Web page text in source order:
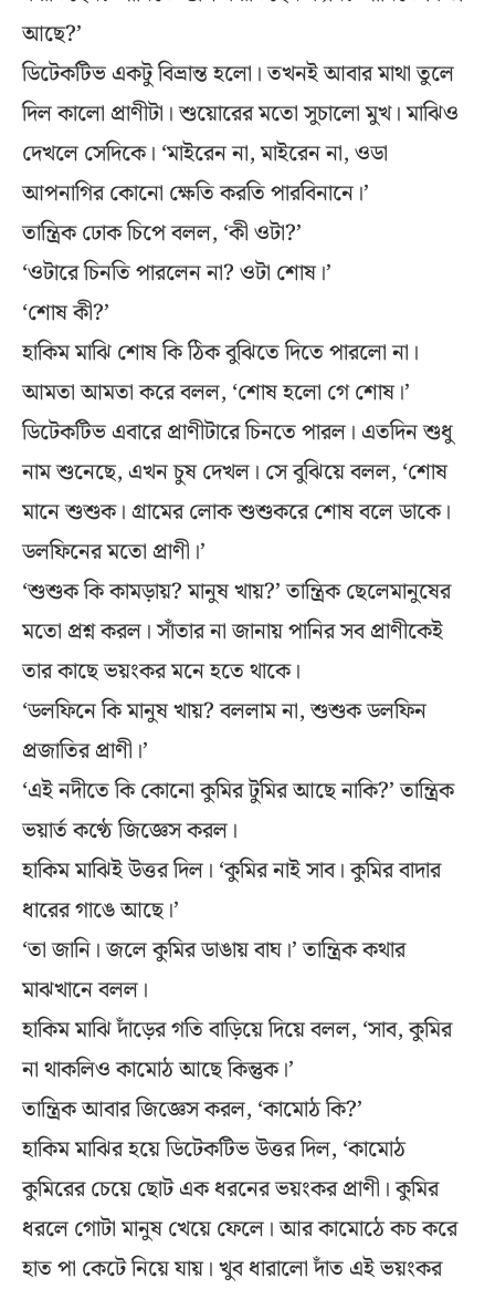
আছে?’
ডিটেকটিভ একটু বিভ্রান্ত হলো। তখনই আবার মাথা তুলে
দিল কালো প্রাণীটা। শুয়োরের মতো সুচালো মুখ। মাঝিও
দেখলে সেদিকে। ‘মাইরেন না, মাইরেন না, ওডা
আপনাগির কোনো ক্ষেতি করতি পারবিনানে।’
তান্ত্রিক ঢোক চিপে বলল, ‘কী ওটা?’
‘ওটারে চিনতি পারলেন না? ওটা শোষ।’
‘শোষ কী?’
হাকিম মাঝি শোষ কি ঠিক বুঝিতে দিতে পারলো না।
আমতা আমতা করে বলল, ‘শোষ হলো গে শোষ।’
ডিটেকটিভ এবারে প্রাণীটারে চিনতে পারল। এতদিন শুধু
নাম শুনেছে, এখন চুষ দেখল। সে বুঝিয়ে বলল, ‘শোষ
মানে শুশুক। গ্রামের লোক শুশুকরে শোষ বলে ডাকে।
ডলফিনের মতো প্রাণী।’
‘শুশুক কি কামড়ায়? মানুষ খায়?’ তান্ত্রিক ছেলেমানুষের
মতো প্রশ্ন করল। সাঁতার না জানায় পানির সব প্রাণীকেই
তার কাছে ভয়ংকর মনে হতে থাকে।
‘ডলফিনে কি মানুষ খায়? বললাম না, শুশুক ডলফিন
প্রজাতির প্রাণী।’
‘এই নদীতে কি কোনো কুমির টুমির আছে নাকি?’ তান্ত্রিক
ভয়ার্ত কণ্ঠে জিজ্ঞেস করল।
হাকিম মাঝিই উত্তর দিল। ‘কুমির নাই সাব। কুমির বাদার
ধারের গাঙে আছে।’
‘তা জানি। জলে কুমির ডাঙায় বাঘ।’ তান্ত্রিক কথার
মাঝখানে বলল।
হাকিম মাঝি দাঁড়ের গতি বাড়িয়ে দিয়ে বলল, ‘সাব, কুমির
না থাকলিও কামোঠ আছে কিন্তুক।’
তান্ত্রিক আবার জিজ্ঞেস করল, ‘কামোঠ কি?’
হাকিম মাঝির হয়ে ডিটেকটিভ উত্তর দিল, ‘কামোঠ
কুমিরের চেয়ে ছোট এক ধরনের ভয়ংকর প্রাণী। কুমির
ধরলে গোটা মানুষ খেয়ে ফেলে। আর কামোঠে কচ করে
হাত পা কেটে নিয়ে যায়। খুব ধারালো দাঁত এই ভয়ংকর